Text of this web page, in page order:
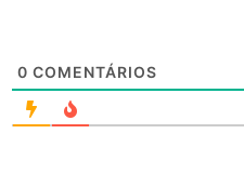
0 COMENTÁRIOS